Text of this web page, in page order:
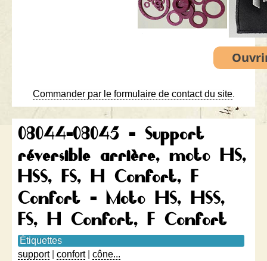
Commander par le formulaire de contact du site.
08044-08045 - Support
réversible arrière, moto HS,
HSS, FS, H Confort, F
Confort - Moto HS, HSS,
FS, H Confort, F Confort
Étiquettes
support| confort| cône...